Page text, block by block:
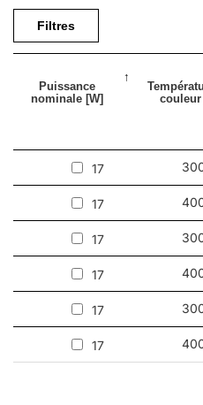
spacieux et les espaces d’utilité
Autres produits de la famille Sq
Voir nos luminaires sur la
Filtres
Puissance
nominale [W]
couleur
17
17
17
17
17
17